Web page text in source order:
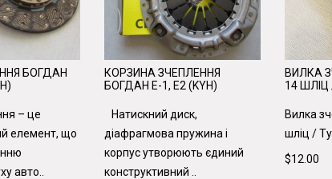
БОГДАН
– це
елемент, що
авто..
КОРЗИНА ЗЧЕПЛЕННЯ
БОГДАН Е-1, Е2 (KYH)
Натискний диск,
діафрагмова пружина і
корпус утворюють єдиний
конструктивний ..
ВИЛКА
14
Вилка
шліц /
$12.00